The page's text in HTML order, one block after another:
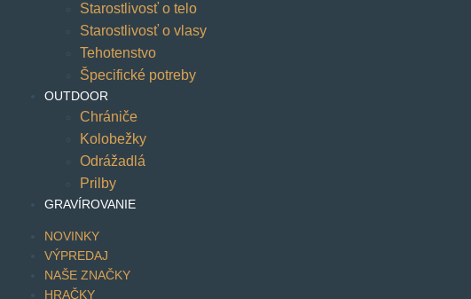
Starostlivosť o telo
Starostlivosť o vlasy
Tehotenstvo
Špecifické potreby
OUTDOOR
Chrániče
Kolobežky
Odrážadlá
Prilby
GRAVÍROVANIE
NOVINKY
VÝPREDAJ
NAŠE ZNAČKY
HRAČKY